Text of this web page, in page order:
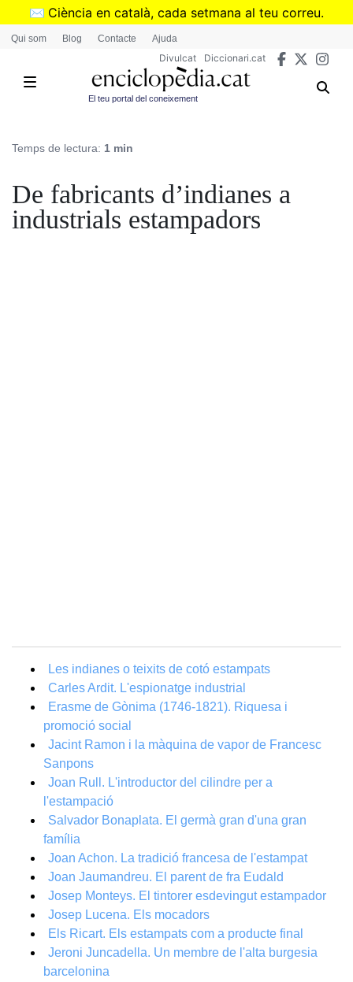
Vés
✉️ Ciència en català, cada setmana al teu correu.
➜Subscriu-te al butlletí de Divulcat
Qui som Blog Contacte Ajuda
Divulcat Diccionari.cat
El teu portal del coneixement
Temps de lectura: 1 min
De fabricants d’indianes a
industrials estampadors
Les indianes o teixits de cotó estampats
Carles Ardit. L'espionatge industrial
Erasme de Gònima (1746-1821). Riquesa i
promoció social
Jacint Ramon i la màquina de vapor de Francesc
Sanpons
Joan Rull. L'introductor del cilindre per a
l'estampació
Salvador Bonaplata. El germà gran d'una gran
família
Joan Achon. La tradició francesa de l'estampat
Joan Jaumandreu. El parent de fra Eudald
Josep Monteys. El tintorer esdevingut estampador
Josep Lucena. Els mocadors
Els Ricart. Els estampats com a producte final
Jeroni Juncadella. Un membre de l'alta burgesia
barcelonina